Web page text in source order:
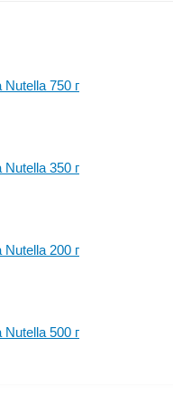
750 г
350 г
200 г
500 г